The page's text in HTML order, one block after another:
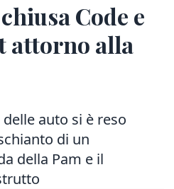
Code e
alla
auto si è reso
di un
della Pam e il